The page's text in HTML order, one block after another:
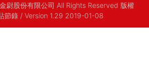
尉股份有限公司 All Rights Reserved 版權
節錄 / Version 1.29 2019-01-08